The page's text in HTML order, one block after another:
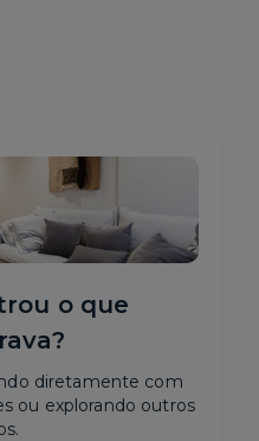
o que
diretamente com
ou explorando outros